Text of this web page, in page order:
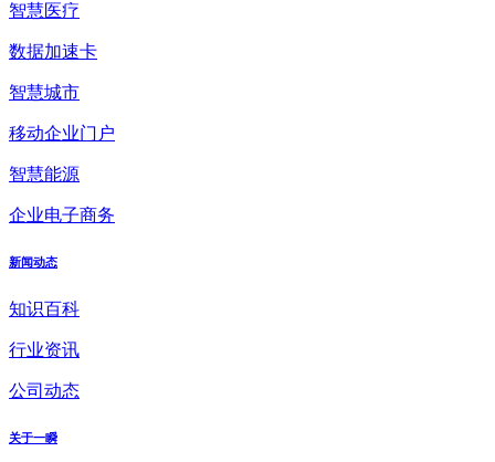
智慧医疗
数据加速卡
智慧城市
移动企业门户
智慧能源
企业电子商务
新闻动态
知识百科
行业资讯
公司动态
关于一瞬